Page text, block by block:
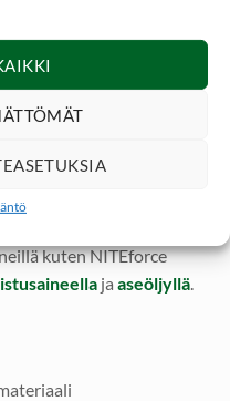
kaliberia ja ase on
Fosfori-
piipusta ulos, ja lopuksi
on saatu karstat
esim
kuten NITEforce
ja aseöljyllä.